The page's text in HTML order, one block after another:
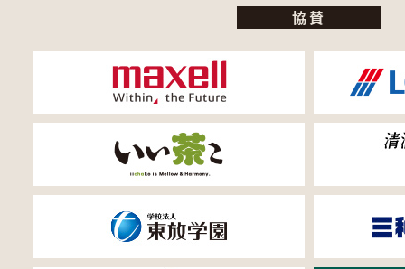
協賛